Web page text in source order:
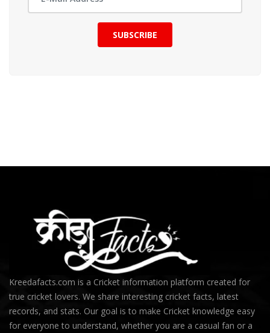
SUBSCRIBE
Kreedafacts.com is a Cricket information platform created for
true cricket lovers. We share interesting cricket facts, latest
records, and stats. Our goal is to make Cricket knowledge easy
for everyone to understand, whether you are a casual fan or a